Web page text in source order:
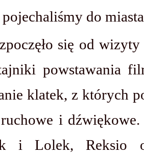
do
się od
powstawania
klatek, z których
i
i Lolek, Reksio